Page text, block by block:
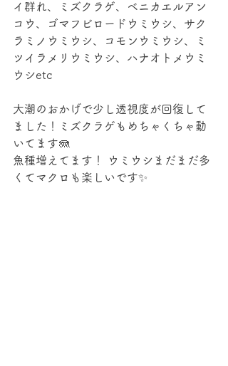
イ群れ、ミズクラゲ、ベニカエルアン
コウ、ゴマフビロードウミウシ、サク
ラミノウミウシ、コモンウミウシ、ミ
ツイラメリウミウシ、ハナオトメウミ
ウシetc
大潮のおかげで少し透視度が回復して
ました！ミズクラゲもめちゃくちゃ動
いてます🪼
魚種増えてます！ ウミウシまだまだ多
くてマクロも楽しいです✨